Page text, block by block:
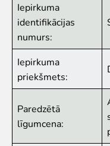
Zoo karte
Iekšējās kārtības
Novērtē Rīga ZOO
Jaunumi
Jaunumi
Atbalsti
Krustvecāku
Iepirkuma
identifikācijas
numurs:
Iepirkuma
priekšmets:
Paredzētā
līgumcena: